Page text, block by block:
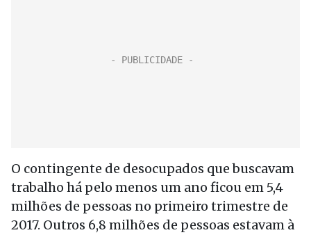
O contingente de desocupados que buscavam
trabalho há pelo menos um ano ficou em 5,4
milhões de pessoas no primeiro trimestre de
2017. Outros 6,8 milhões de pessoas estavam à